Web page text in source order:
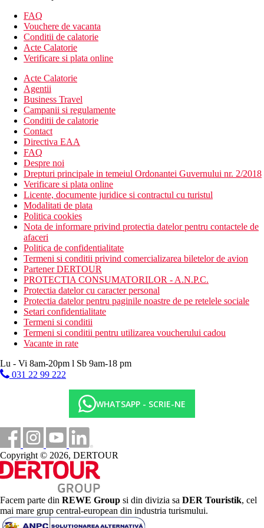
convenabila
Camera dubla, Deluxe cu vedere la mare
Camera de familie: canapea extensibila, mai spatioasa
Camera de familie cu vedere la piscina
Camera de familie cu vedere la mare
Camera de familie, Deluxe, cu vedere la mare
Mese
Demipensiune
Mic dejun si cina tip bufet.
Pensiune completa
Mic dejun, pranz si cina tip bufet.
Plaja
Plaja cu nisip langa hotel
Sezlonguri, umbrele si prosoape gratuite
Activitati sportive
Gratuit: teren de tenis, fitness.
Contra cost:centru de scufundari, lectii de tenis, lectii de pilates
si yoga.
Copii
piscina pentru copii
patut gratuit
scaune in restaurant
mini club (4-12 ani)
Wellness
Gratuit:piscina interioara.
cosmetice, sauna, baie de aburi, jacuzzi
VISA, EC/MC
www.medbeach.com
Internet
Gratuit:WiFi in hol si camere.
Distanţe
FAQ
Vouchere de vacanta
Conditii de calatorie
Acte Calatorie
Verificare si plata online
Acte Calatorie
Agentii
Business Travel
Campanii si regulamente
Conditii de calatorie
Contact
Directiva EAA
FAQ
Despre noi
Drepturi principale in temeiul Ordonantei Guvernului nr. 2/2018
Verificare si plata online
Licente, documente juridice si contractul cu turistul
Modalitati de plata
Politica cookies
Nota de informare privind protectia datelor pentru contactele de
afaceri
Politica de confidentialitate
Termeni si conditii privind comercializarea biletelor de avion
Partener DERTOUR
PROTECTIA CONSUMATORILOR - A.N.P.C.
Protectia datelor cu caracter personal
Protectia datelor pentru paginile noastre de pe retelele sociale
Setari confidentialitate
Termeni si conditii
Termeni si conditii pentru utilizarea voucherului cadou
Vacante in rate
Lu - Vi 8am-20pm l Sb 9am-18 pm
031 22 99 222
WHATSAPP - SCRIE-NE
Copyright © 2026, DERTOUR
Facem parte din REWE Group si din divizia sa DER Touristik, cel
mai mare grup central-european din industria turismului.